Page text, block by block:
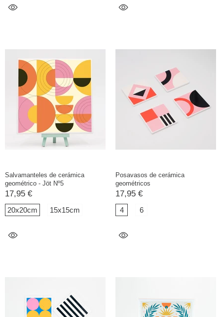
Salvamanteles de cerámica
geométrico - Jöt Nº5
17,95 €
20x20cm 15x15cm
Posavasos de cerámica
geométricos
17,95 €
4 6